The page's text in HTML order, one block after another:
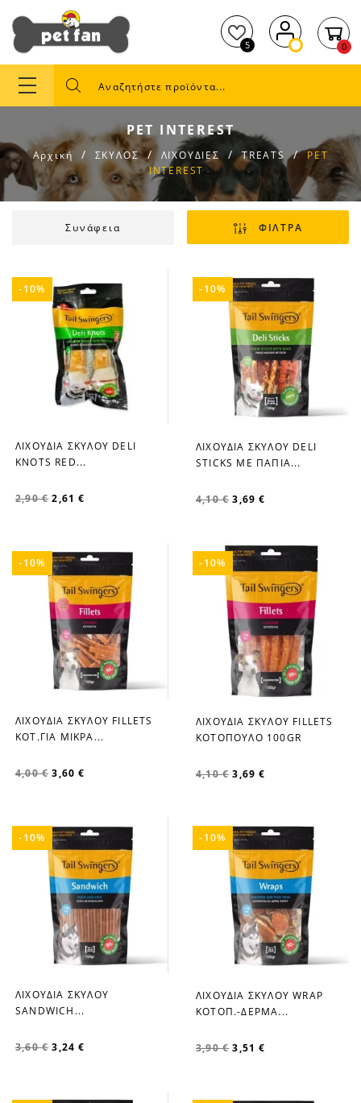
5 0
PET INTEREST
Αρχική ΣΚΥΛΟΣ ΛΙΧΟΥΔΙΕΣ TREATS
PET
INTEREST
Συνάφεια ΦΙΛΤΡΑ
favorite_border
ΛΙΧΟΥΔΙΑ ΣΚΥΛΟΥ DELI
KNOTS RED...
2,90 € 2,61 €
-10%
favorite_border
ΛΙΧΟΥΔΙΑ ΣΚΥΛΟΥ DELI
STICKS ΜΕ ΠΑΠΙΑ...
4,10 € 3,69 €
-10%
favorite_border
ΛΙΧΟΥΔΙΑ ΣΚΥΛΟΥ FILLETS
ΚΟΤ.ΓΙΑ ΜΙΚΡΑ...
4,00 € 3,60 €
-10%
favorite_border
ΛΙΧΟΥΔΙΑ ΣΚΥΛΟΥ FILLETS
ΚΟΤΟΠΟΥΛΟ 100GR
4,10 € 3,69 €
-10%
favorite_border
ΛΙΧΟΥΔΙΑ ΣΚΥΛΟΥ
SANDWICH...
3,60 € 3,24 €
-10%
favorite_border
ΛΙΧΟΥΔΙΑ ΣΚΥΛΟΥ WRAP
ΚΟΤΟΠ.-ΔΕΡΜΑ...
3,90 € 3,51 €
-10%